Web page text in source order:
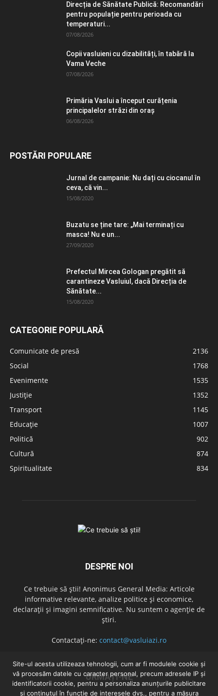
Direcția de Sănătate Publică: Recomandări
pentru populație pentru perioada cu
temperaturi...
07/08/2026
Copii vasluieni cu dizabilități, în tabără la
Vama Veche
07/08/2026
Primăria Vaslui a început curățenia
principalelor străzi din oraș
06/08/2026
POSTĂRI POPULARE
Jurnal de campanie: Nu dați cu ciocanul în
ceva, că vin...
15/08/2020
Buzatu se ține tare: „Mai terminați cu
masca! Nu e un...
27/09/2020
Prefectul Mircea Gologan pregătit să
carantineze Vasluiul, dacă Direcția de
Sănătate...
15/08/2020
CATEGORIE POPULARĂ
Comunicate de presă
2136
Social
1768
Evenimente
1535
Justiție
1352
Transport
1145
Educație
1007
Politică
902
Cultură
874
Spiritualitate
834
DESPRE NOI
Ce trebuie să știi! Anonimus General Media: Articole
informative relevante, analize politice și economice,
declarații și imagini semnificative. Nu suntem o agenție de
știri.
Contactați-ne: contact@vasluiazi.ro
URMAȚI-NE
Site-ul acesta utilizeaza tehnologii, cum ar fi modulele cookie și
vă procesăm datele cu caracter personal, precum adresele IP și
identificatorii cookie, pentru a personaliza anunțurile publicitare
și conținutul în funcție de interesele dvs., pentru a măsura